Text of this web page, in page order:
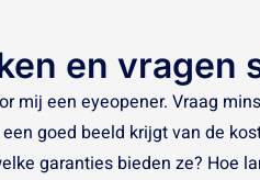
en vragen
mij een eyeopener. Vraag
goed beeld krijgt van de
garanties bieden ze? Hoe